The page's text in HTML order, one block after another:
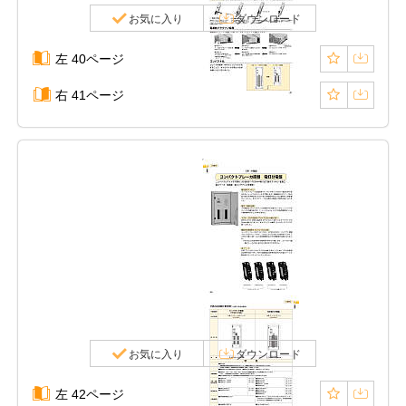
お気に入り ダウンロード
左 40ページ
右 41ページ
お気に入り ダウンロード
左 42ページ